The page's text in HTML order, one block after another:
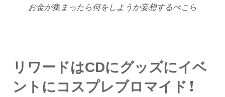
お金が集まったら何をしようか妄想するぺこら
リワードはCDにグッズにイベ
ントにコスプレブロマイド！